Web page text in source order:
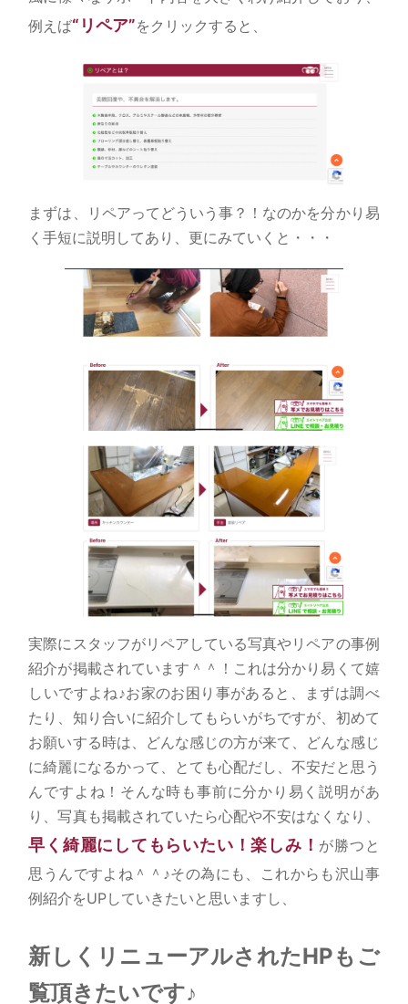
例えば“リペア”をクリックすると、
まずは、リペアってどういう事？！なのかを分かり易
く手短に説明してあり、更にみていくと・・・
実際にスタッフがリペアしている写真やリペアの事例
紹介が掲載されています＾＾！これは分かり易くて嬉
しいですよね♪お家のお困り事があると、まずは調べ
たり、知り合いに紹介してもらいがちですが、初めて
お願いする時は、どんな感じの方が来て、どんな感じ
に綺麗になるかって、とても心配だし、不安だと思う
んですよね！そんな時も事前に分かり易く説明があ
り、写真も掲載されていたら心配や不安はなくなり、
早く綺麗にしてもらいたい！楽しみ！ が勝つと
思うんですよね＾＾♪その為にも、これからも沢山事
例紹介をUPしていきたいと思いますし、
新しくリニューアルされたHPもご
覧頂きたいです♪